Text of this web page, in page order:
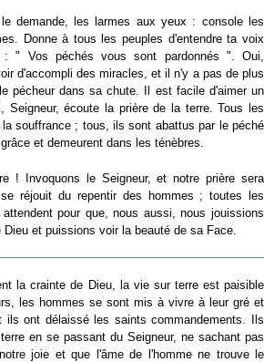
demande, les larmes aux yeux : console les
Donne à tous les peuples d'entendre ta voix
: " Vos péchés vous sont pardonnés ". Oui,
d'accompli des miracles, et il n'y a pas de plus
pécheur dans sa chute. Il est facile d'aimer un
écoute la prière de la terre. Tous les
souffrance ; tous, ils sont abattus par le péché
et demeurent dans les ténèbres.
! Invoquons le Seigneur, et notre prière sera
réjouit du repentir des hommes ; toutes les
pour que, nous aussi, nous jouissions
et puissions voir la beauté de sa Face.
la crainte de Dieu, la vie sur terre est paisible
les hommes se sont mis à vivre à leur gré et
ils ont délaissé les saints commandements. Ils
en se passant du Seigneur, ne sachant pas
joie et que l'âme de l'homme ne trouve le